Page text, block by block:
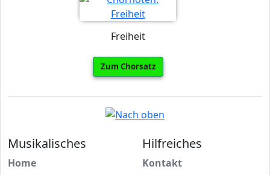
Freiheit
Zum Chorsatz
Musikalisches
Home
Hilfreiches
Kontakt